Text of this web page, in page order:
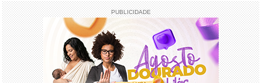
PUBLICIDADE